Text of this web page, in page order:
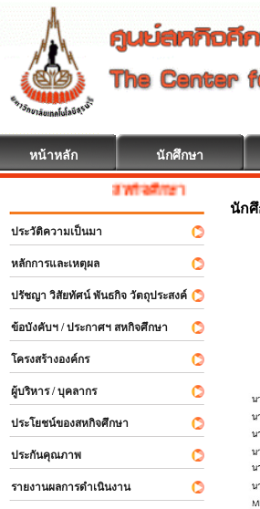
หน้าหลัก นักศึกษา
สหกิจศึกษา ยินดีต้อนรับ
ประวัติความเป็นมา
หลักการและเหตุผล
ปรัชญา วิสัยทัศน์ พันธกิจ วัตถุประสงค์
ข้อบังคับฯ / ประกาศฯ สหกิจศึกษา
โครงสร้างองค์กร
ผู้บริหาร / บุคลากร
ประโยชน์ของสหกิจศึกษา
ประกันคุณภาพ
รายงานผลการดำเนินงาน
นัก